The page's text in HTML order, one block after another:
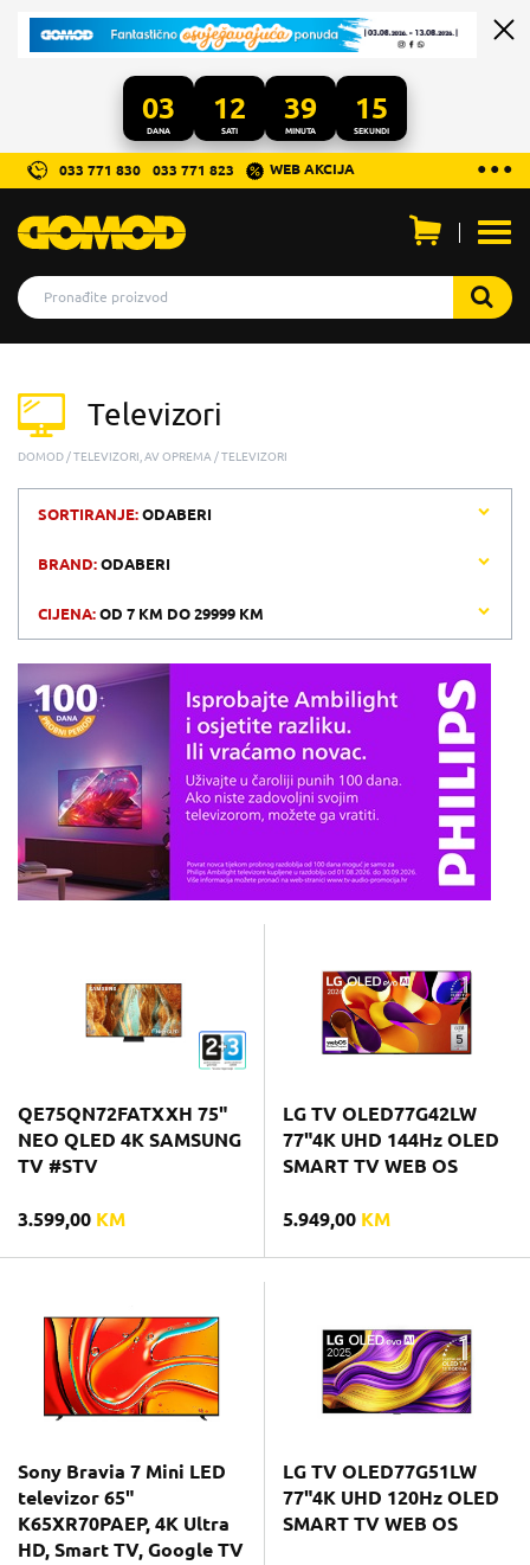
03
DANA
12
SATI
39
MINUTA
15
SEKUNDI
...
● ● ●
033 771 830 033 771 823 WEB AKCIJA
Televizori
DOMOD TELEVIZORI, AV OPREMA TELEVIZORI
SORTIRANJE:ODABERI
BRAND:ODABERI
CIJENA:OD 7 KM DO29999 KM
QE75QN72FATXXH 75"
NEO QLED 4K SAMSUNG
TV #STV
3.599,00 KM
LG TV OLED77G42LW
77"4K UHD 144Hz OLED
SMART TV WEB OS
5.949,00 KM
Sony Bravia 7 Mini LED
televizor 65"
K65XR70PAEP, 4K Ultra
HD, Smart TV, Google TV
LG TV OLED77G51LW
77"4K UHD 120Hz OLED
SMART TV WEB OS